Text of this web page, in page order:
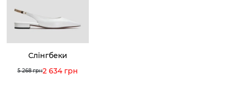
Слінгбеки
5 268 грн2 634 грн